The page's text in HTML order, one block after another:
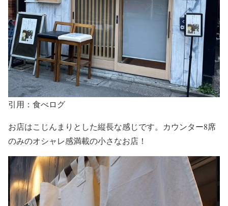
引用：食べログ
お店はこじんまりと した縦長な感じです。カウンター8席
のみのオシャレ感満載の小さなお店！